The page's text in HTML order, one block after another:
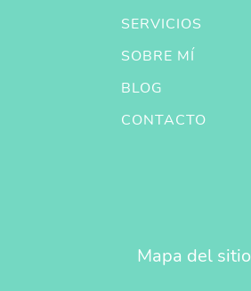
SERVICIOS
SOBRE MÍ
BLOG
CONTACTO
Mapa del sitio